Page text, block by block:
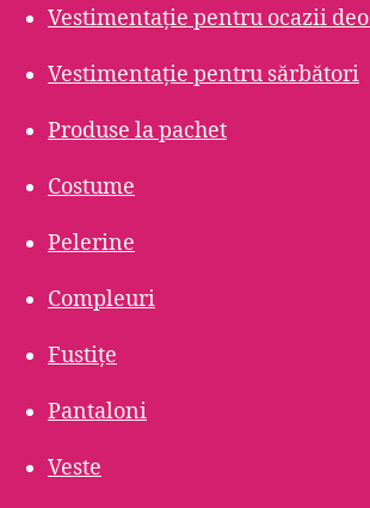
Vestimentație pentru ocazii
Vestimentație pentru sărbători
Produse la pachet
Costume
Pelerine
Compleuri
Fustițe
Pantaloni
Veste